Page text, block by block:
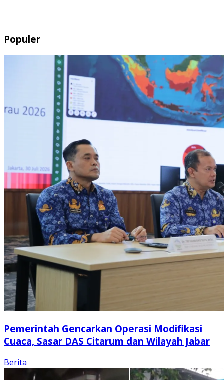
Populer
Pemerintah Gencarkan Operasi Modifikasi
Cuaca, Sasar DAS Citarum dan Wilayah Jabar
Berita